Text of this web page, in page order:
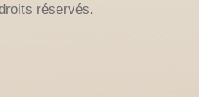
réservés.